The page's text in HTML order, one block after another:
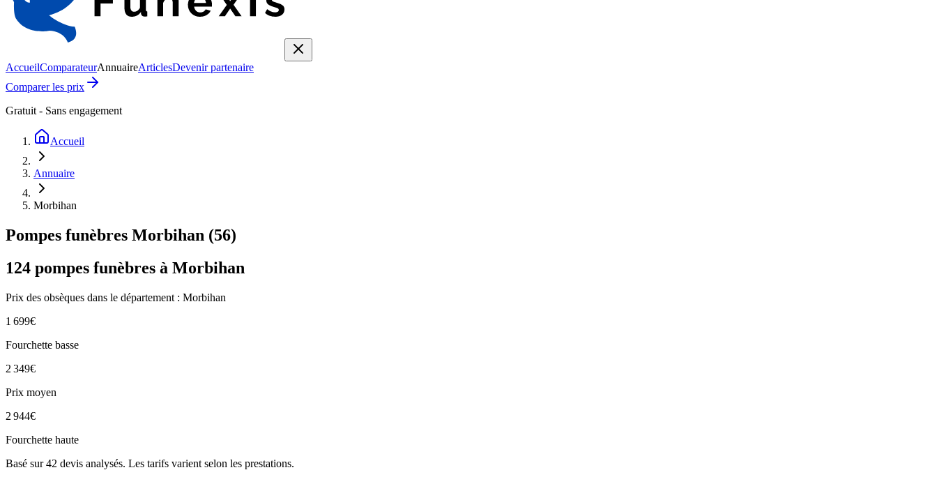
AccueilComparateurAnnuaireArticlesDevenir partenaire
Comparer les prix
Gratuit - Sans engagement
Accueil
Annuaire
Morbihan
Pompes funèbres Morbihan (56)
124 pompes funèbres à Morbihan
Prix des obsèques dans le département : Morbihan
1 699€
Fourchette basse
2 349€
Prix moyen
2 944€
Fourchette haute
Basé sur42 devis analysés. Les tarifs varient selon les prestations.